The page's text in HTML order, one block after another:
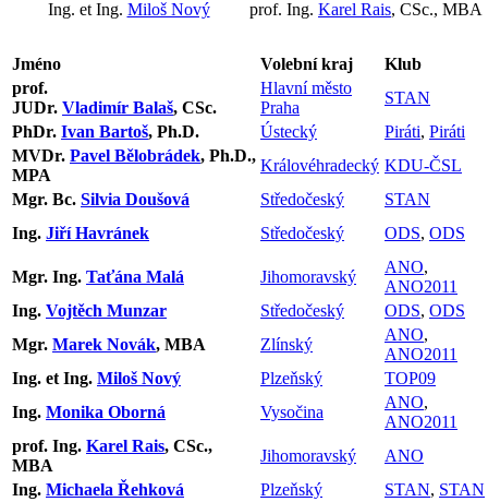
Ing. et Ing. Miloš Nový prof. Ing. Karel Rais, CSc., MBA
Jméno Volební kraj
Klub
prof.
JUDr. Vladimír Balaš, CSc.
Hlavní město
Praha
STAN
PhDr. Ivan Bartoš, Ph.D. Ústecký Piráti, Piráti
MVDr. Pavel Bělobrádek, Ph.D.,
MPA
Královéhradecký KDU-ČSL
Mgr. Bc. Silvia Doušová Středočeský
STAN
Ing. Jiří Havránek Středočeský ODS, ODS
Mgr. Ing. Taťána Malá Jihomoravský
ANO,
ANO2011
Ing. Vojtěch Munzar Středočeský ODS, ODS
Mgr. Marek Novák, MBA Zlínský
ANO,
ANO2011
Ing. et Ing. Miloš Nový Plzeňský
TOP09
Ing. Monika Oborná Vysočina
ANO,
ANO2011
prof. Ing. Karel Rais, CSc.,
MBA
Jihomoravský
ANO
Ing. Michaela Řehková Plzeňský STAN, STAN